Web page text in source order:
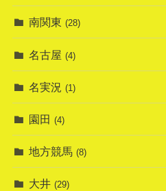
南関東 (28)
名古屋 (4)
名実況 (1)
園田 (4)
地方競馬 (8)
大井 (29)